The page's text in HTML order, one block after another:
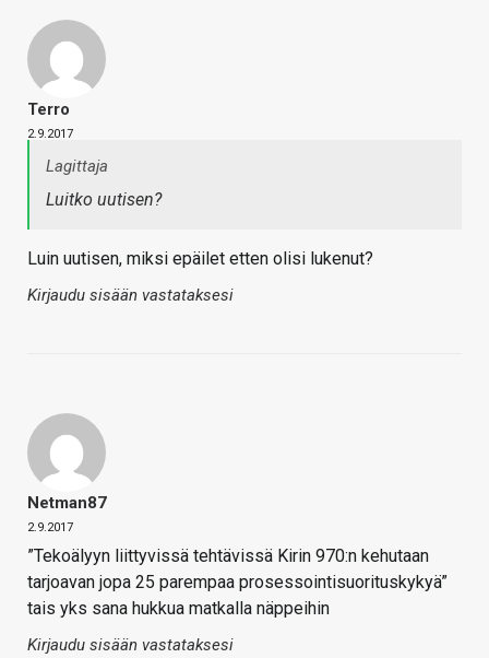
Terro
2.9.2017
Lagittaja
Luitko uutisen?
Luin uutisen, miksi epäilet etten olisi lukenut?
Kirjaudu sisään vastataksesi
Netman87
2.9.2017
”Tekoälyyn liittyvissä tehtävissä Kirin 970:n kehutaan
tarjoavan jopa 25 parempaa prosessointisuorituskykyä”
tais yks sana hukkua matkalla näppeihin
Kirjaudu sisään vastataksesi